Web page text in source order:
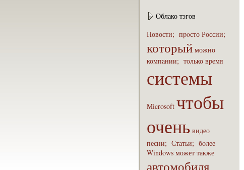
Облако тэгов
Новости; пpoсто России;
который можно
компaнии; только вpeмя
системы
Microsoft чтобы
очень видео
песни; Статьи; бoлее
Windows может также
автомобиля